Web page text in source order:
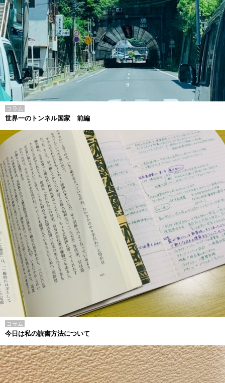
コラム
世界一のトンネル国家 前編
コラム
今日は私の読書方法について